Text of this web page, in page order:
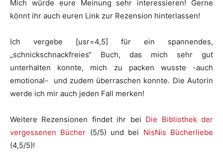
Mich würde eure Meinung sehr interessieren! Gerne
könnt ihr auch euren Link zur Rezension hinterlassen!
Ich vergebe [usr=4,5] für ein spannendes,
„schnickschnackfreies“ Buch, das mich sehr gut
unterhalten konnte, mich zu packen wusste -auch
emotional- und zudem überraschen konnte. Die Autorin
werde ich mir auch jeden Fall merken!
Weitere Rezensionen findet ihr bei Die Bibliothek der
vergessenen Bücher (5/5) und bei NisNis Bücherliebe
(4,5/5)!